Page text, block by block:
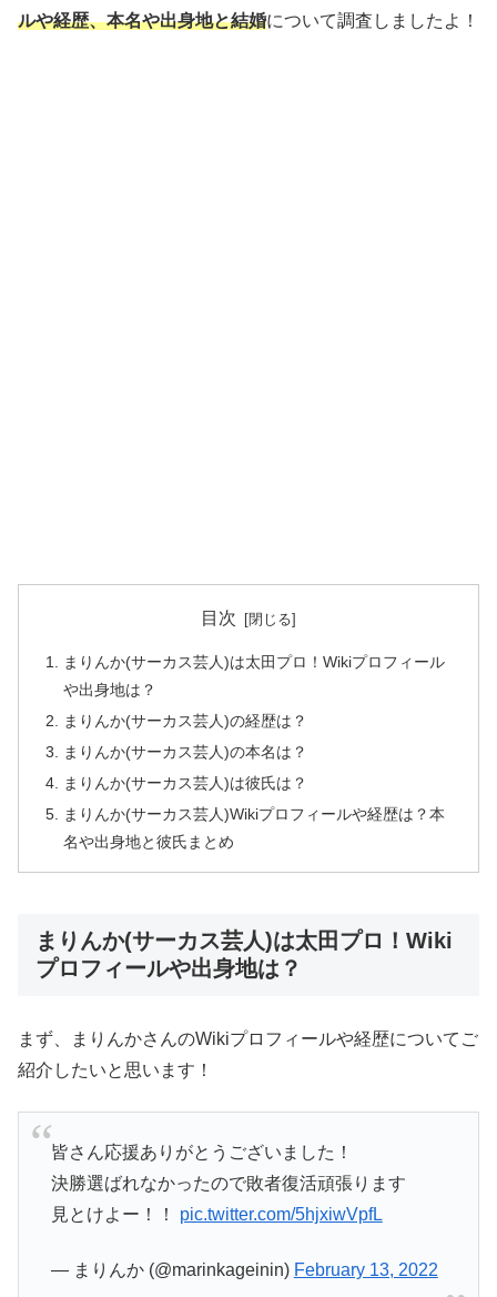
ルや経歴、本名や出身地と結婚について調査しましたよ！
目次
まりんか(サーカス芸人)は太田プロ！Wikiプロフィール
や出身地は？
まりんか(サーカス芸人)の経歴は？
まりんか(サーカス芸人)の本名は？
まりんか(サーカス芸人)は彼氏は？
まりんか(サーカス芸人)Wikiプロフィールや経歴は？本
名や出身地と彼氏まとめ
まりんか(サーカス芸人)は太田プロ！Wiki
プロフィールや出身地は？
まず、まりんかさんのWikiプロフィールや経歴についてご
紹介したいと思います！
皆さん応援ありがとうございました！
決勝選ばれなかったので敗者復活頑張ります
見とけよー！！ pic.twitter.com/5hjxiwVpfL
— まりんか (@marinkageinin) February 13, 2022